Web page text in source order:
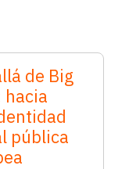
de Big
hacia
pública